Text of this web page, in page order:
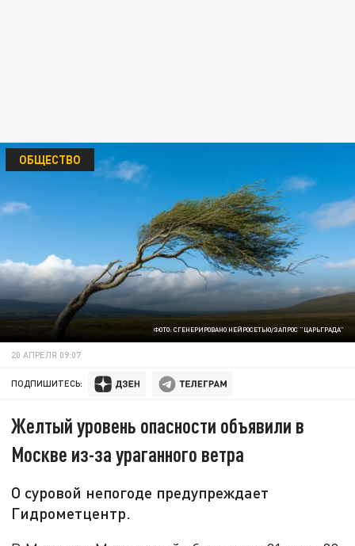
ФОТО: СГЕНЕРИРОВАНО НЕЙРОСЕТЬЮ/ЗАПРОС "ЦАРЬГРАДА"
ОБЩЕСТВО
20 АПРЕЛЯ 09:07
ПОДПИШИТЕСЬ:
Желтый уровень опасности объявили в
Москве из-за ураганного ветра
О суровой непогоде предупреждает
Гидрометцентр.